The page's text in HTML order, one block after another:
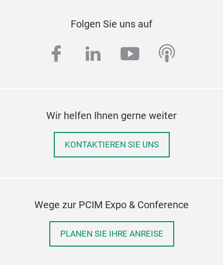
Folgen Sie uns auf
facebook
linkedinyoutube
Wir helfen Ihnen gerne weiter
KONTAKTIEREN SIE UNS
Wege zur PCIM Expo & Conference
PLANEN SIE IHRE ANREISE